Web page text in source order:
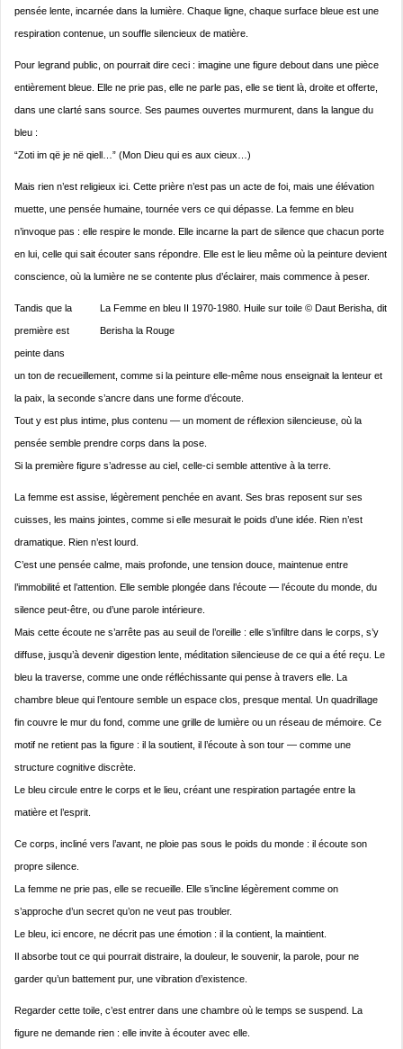
pensée lente, incarnée dans la lumière. Chaque ligne, chaque surface bleue est une
respiration contenue, un souffle silencieux de matière.
Pour legrand public, on pourrait dire ceci : imagine une figure debout dans une pièce
entièrement bleue. Elle ne prie pas, elle ne parle pas, elle se tient là, droite et offerte,
dans une clarté sans source. Ses paumes ouvertes murmurent, dans la langue du
bleu :
“Zoti im që je në qiell…” (Mon Dieu qui es aux cieux…)
Mais rien n’est religieux ici. Cette prière n’est pas un acte de foi, mais une élévation
muette, une pensée humaine, tournée vers ce qui dépasse. La femme en bleu
n’invoque pas : elle respire le monde. Elle incarne la part de silence que chacun porte
en lui, celle qui sait écouter sans répondre. Elle est le lieu même où la peinture devient
conscience, où la lumière ne se contente plus d’éclairer, mais commence à peser.
La Femme en bleu II 1970-1980. Huile sur toile © Daut Berisha, dit
Berisha la Rouge
Tandis que la
première est
peinte dans
un ton de recueillement, comme si la peinture elle-même nous enseignait la lenteur et
la paix, la seconde s’ancre dans une forme d’écoute.
Tout y est plus intime, plus contenu — un moment de réflexion silencieuse, où la
pensée semble prendre corps dans la pose.
Si la première figure s’adresse au ciel, celle-ci semble attentive à la terre.
La femme est assise, légèrement penchée en avant. Ses bras reposent sur ses
cuisses, les mains jointes, comme si elle mesurait le poids d’une idée. Rien n’est
dramatique. Rien n’est lourd.
C’est une pensée calme, mais profonde, une tension douce, maintenue entre
l’immobilité et l’attention. Elle semble plongée dans l’écoute — l’écoute du monde, du
silence peut-être, ou d’une parole intérieure.
Mais cette écoute ne s’arrête pas au seuil de l’oreille : elle s’infiltre dans le corps, s’y
diffuse, jusqu’à devenir digestion lente, méditation silencieuse de ce qui a été reçu. Le
bleu la traverse, comme une onde réfléchissante qui pense à travers elle. La
chambre bleue qui l’entoure semble un espace clos, presque mental. Un quadrillage
fin couvre le mur du fond, comme une grille de lumière ou un réseau de mémoire. Ce
motif ne retient pas la figure : il la soutient, il l’écoute à son tour — comme une
structure cognitive discrète.
Le bleu circule entre le corps et le lieu, créant une respiration partagée entre la
matière et l’esprit.
Ce corps, incliné vers l’avant, ne ploie pas sous le poids du monde : il écoute son
propre silence.
La femme ne prie pas, elle se recueille. Elle s’incline légèrement comme on
s’approche d’un secret qu’on ne veut pas troubler.
Le bleu, ici encore, ne décrit pas une émotion : il la contient, la maintient.
Il absorbe tout ce qui pourrait distraire, la douleur, le souvenir, la parole, pour ne
garder qu’un battement pur, une vibration d’existence.
Regarder cette toile, c’est entrer dans une chambre où le temps se suspend. La
figure ne demande rien : elle invite à écouter avec elle.